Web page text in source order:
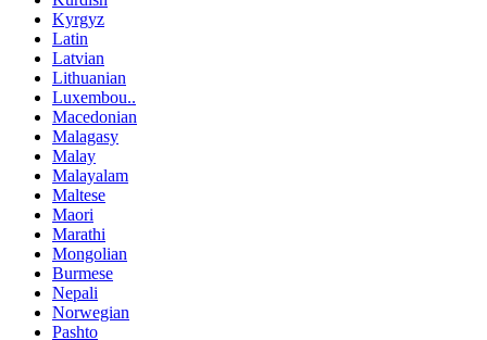
Kyrgyz
Latin
Latvian
Lithuanian
Luxembou..
Macedonian
Malagasy
Malay
Malayalam
Maltese
Maori
Marathi
Mongolian
Burmese
Nepali
Norwegian
Pashto